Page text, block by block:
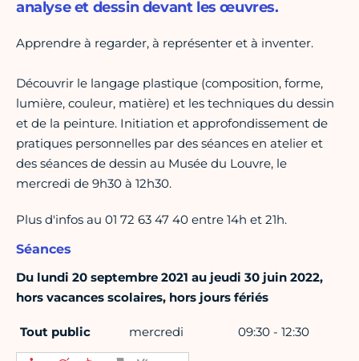
analyse et dessin devant les œuvres.
Apprendre à regarder, à représenter et à inventer.
Découvrir le langage plastique (composition, forme,
lumière, couleur, matière) et les techniques du dessin
et de la peinture. Initiation et approfondissement de
pratiques personnelles par des séances en atelier et
des séances de dessin au Musée du Louvre, le
mercredi de 9h30 à 12h30.
Plus d'infos au 01 72 63 47 40 entre 14h et 21h.
Séances
Du lundi 20 septembre 2021 au jeudi 30 juin 2022,
hors vacances scolaires, hors jours fériés
Tout public mercredi 09:30 - 12:30